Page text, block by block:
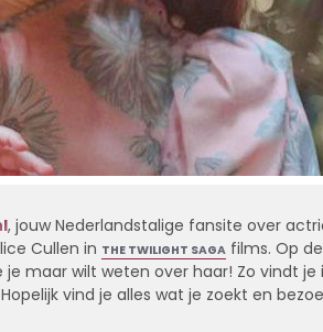
, jouw Nederlandstalige fansite over
Cullen in THE TWILIGHT SAGAfilms. Op
maar wilt weten over haar! Zo vindt
vind je alles wat je zoekt en